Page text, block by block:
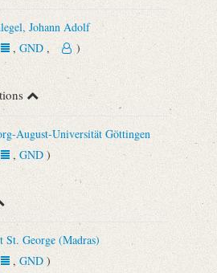
Johann Adolf
, GND, )
August-Universität Göttingen
, GND)
St. George (Madras)
, GND)